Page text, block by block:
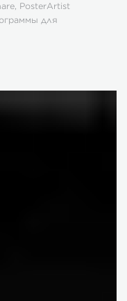
PosterArtist
для